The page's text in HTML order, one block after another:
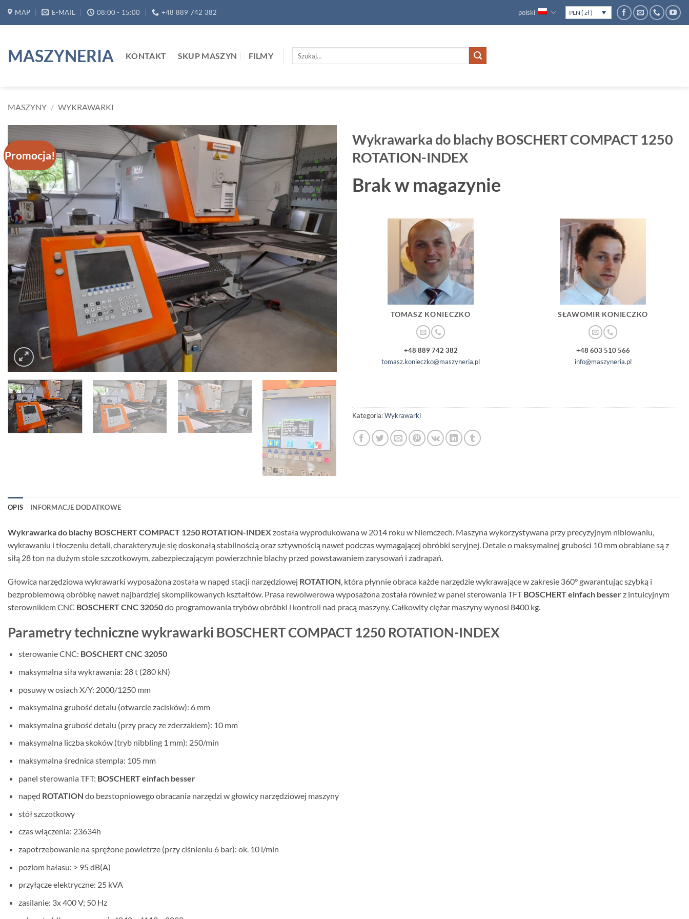
MAP E-MAIL 08:00 - 15:00 +48 889 742 382 polski PLN ( zł )
MASZYNERIA KONTAKT SKUP MASZYN FILMY Szukaj:
MASZYNY / WYKRAWARKI
Promocja!
Wykrawarka do blachy BOSCHERT COMPACT 1250
ROTATION-INDEX
Brak w magazynie
TOMASZ KONIECZKO
+48 889 742 382
tomasz.konieczko@maszyneria.pl
SŁAWOMIR KONIECZKO
+48 603 510 566
info@maszyneria.pl
Kategoria:Wykrawarki
OPIS INFORMACJE DODATKOWE
Wykrawarka do blachy BOSCHERT COMPACT 1250 ROTATION-INDEXzostała wyprodukowana w 2014 roku w Niemczech. Maszyna wykorzystywana przy precyzyjnym niblowaniu,
wykrawaniu i tłoczeniu detali, charakteryzuje się doskonałą stabilnością oraz sztywnością nawet podczas wymagającej obróbki seryjnej. Detale o maksymalnej grubości 10 mm obrabiane są z
siłą 28 ton na dużym stole szczotkowym, zabezpieczającym powierzchnie blachy przed powstawaniem zarysowań i zadrapań.
Głowica narzędziowa wykrawarki wyposażona została w napęd stacji narzędziowej ROTATION, która płynnie obraca każde narzędzie wykrawające w zakresie 360° gwarantując szybką i
bezproblemową obróbkę nawet najbardziej skomplikowanych kształtów. Prasa rewolwerowa wyposażona została również w panel sterowania TFTBOSCHERT einfach besserz intuicyjnym
sterownikiem CNC BOSCHERT CNC 32050do programowania trybów obróbki i kontroli nad pracą maszyny. Całkowity ciężar maszyny wynosi 8400 kg.
Parametry techniczne wykrawarki BOSCHERT COMPACT 1250 ROTATION-INDEX
sterowanie CNC: BOSCHERT CNC 32050
maksymalna siła wykrawania: 28 t (280 kN)
posuwy w osiach X/Y: 2000/1250 mm
maksymalna grubość detalu (otwarcie zacisków): 6 mm
maksymalna grubość detalu (przy pracy ze zderzakiem): 10 mm
maksymalna liczba skoków (tryb nibbling 1 mm): 250/min
maksymalna średnica stempla: 105 mm
panel sterowania TFT: BOSCHERT einfach besser
napęd ROTATION do bezstopniowego obracania narzędzi w głowicy narzędziowej maszyny
stół szczotkowy
czas włączenia: 23634h
zapotrzebowanie na sprężone powietrze (przy ciśnieniu 6 bar): ok. 10 l/min
poziom hałasu: > 95 dB(A)
przyłącze elektryczne: 25 kVA
zasilanie: 3x 400 V; 50 Hz